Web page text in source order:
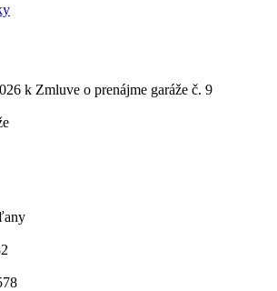
k Zmluve o prenájme garáže č. 9